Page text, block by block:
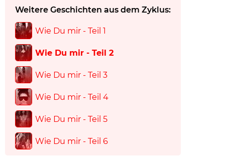
Weitere Geschichten aus dem Zyklus:
Wie Du mir - Teil 1
Wie Du mir - Teil 2
Wie Du mir - Teil 3
Wie Du mir - Teil 4
Wie Du mir - Teil 5
Wie Du mir - Teil 6